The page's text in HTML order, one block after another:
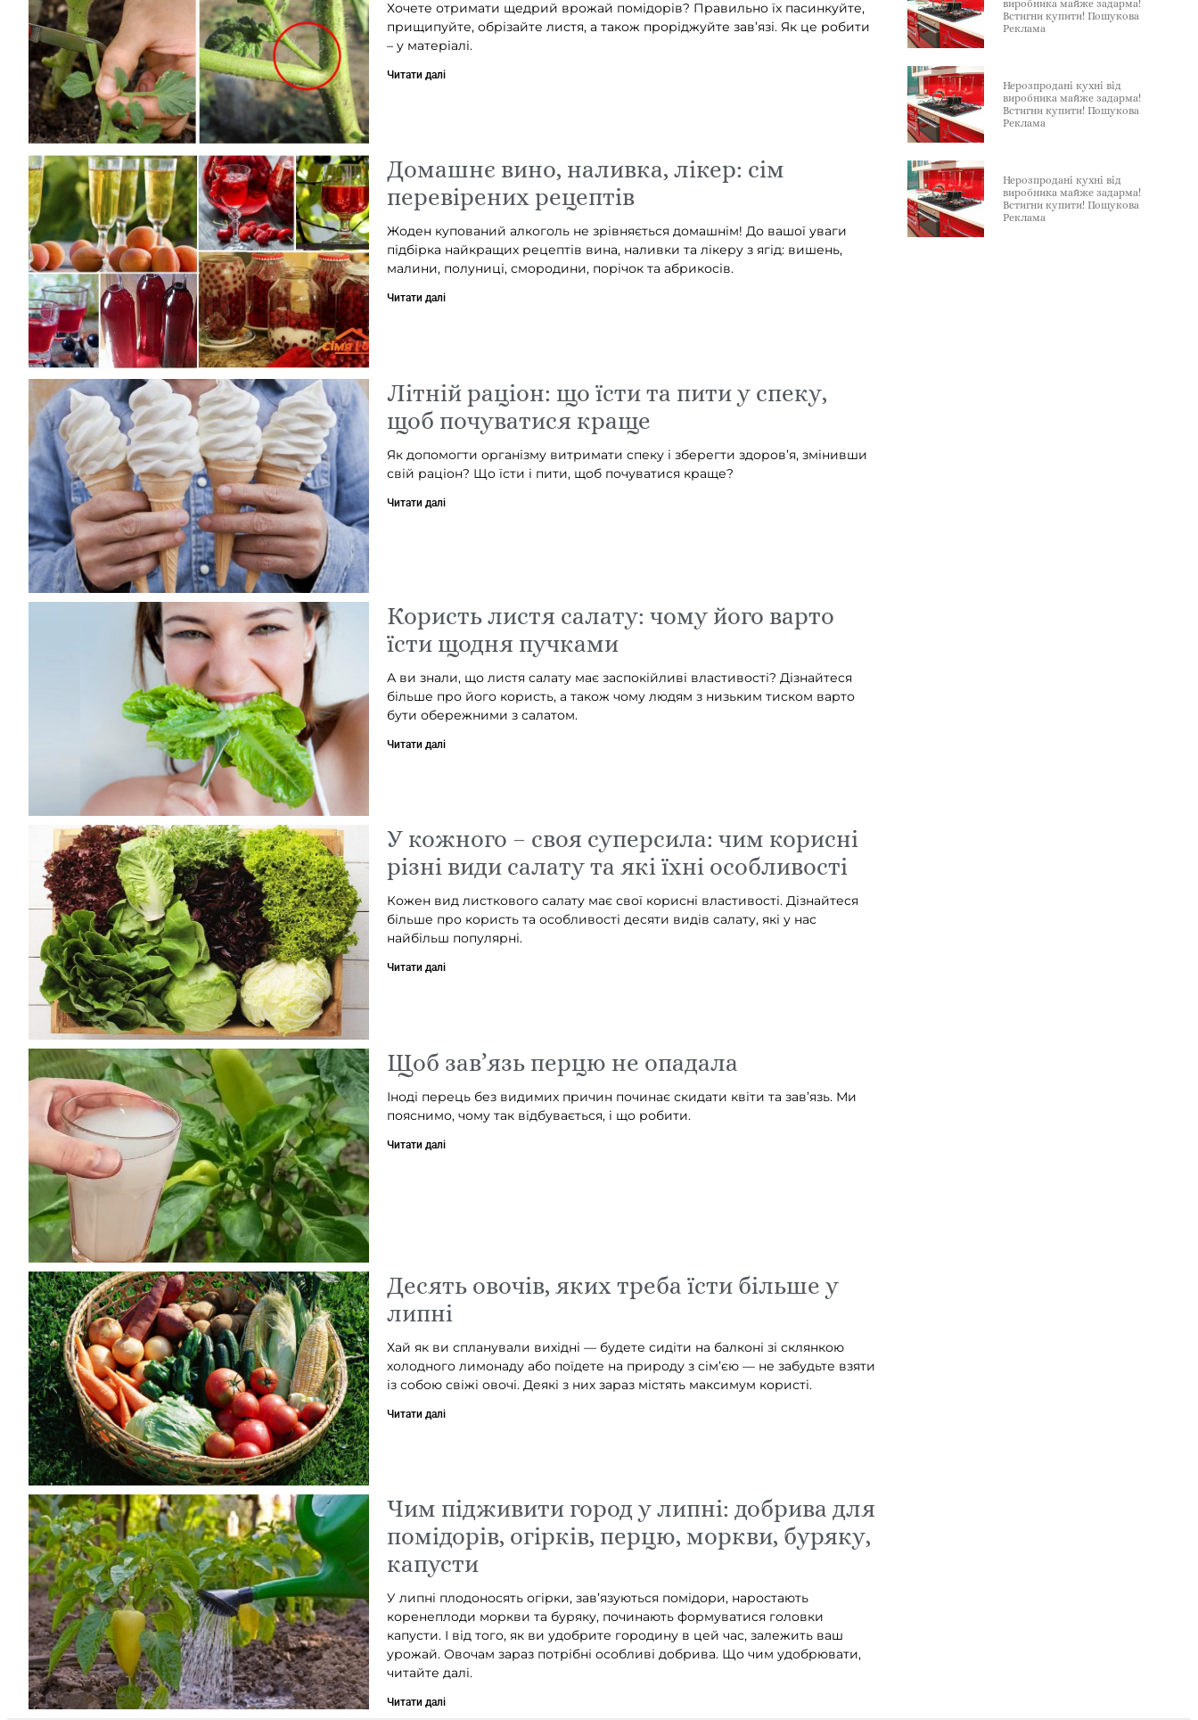
Хочете отримати щедрий врожай помідорів? Правильно їх пасинкуйте,
прищипуйте, обрізайте листя, а також проріджуйте зав’язі. Як це робити
– у матеріалі.
Читати далі
Домашнє вино, наливка, лікер: сім
перевірених рецептів
Жоден купований алкоголь не зрівняється домашнім! До вашої уваги
підбірка найкращих рецептів вина, наливки та лікеру з ягід: вишень,
малини, полуниці, смородини, порічок та абрикосів.
Читати далі
Літній раціон: що їсти та пити у спеку,
щоб почуватися краще
Як допомогти організму витримати спеку і зберегти здоров’я, змінивши
свій раціон? Що їсти і пити, щоб почуватися краще?
Читати далі
Користь листя салату: чому його варто
їсти щодня пучками
А ви знали, що листя салату має заспокійливі властивості? Дізнайтеся
більше про його користь, а також чому людям з низьким тиском варто
бути обережними з салатом.
Читати далі
У кожного – своя суперсила: чим корисні
різні види салату та які їхні особливості
Кожен вид листкового салату має свої корисні властивості. Дізнайтеся
більше про користь та особливості десяти видів салату, які у нас
найбільш популярні.
Читати далі
Щоб зав’язь перцю не опадала
Іноді перець без видимих причин починає скидати квіти та зав’язь. Ми
пояснимо, чому так відбувається, і що робити.
Читати далі
Десять овочів, яких треба їсти більше у
липні
Хай як ви спланували вихідні — будете сидіти на балконі зі склянкою
холодного лимонаду або поїдете на природу з сім’єю — не забудьте взяти
із собою свіжі овочі. Деякі з них зараз містять максимум користі.
Читати далі
Чим підживити город у липні: добрива для
помідорів, огірків, перцю, моркви, буряку,
капусти
У липні плодоносять огірки, зав’язуються помідори, наростають
коренеплоди моркви та буряку, починають формуватися головки
капусти. І від того, як ви удобрите городину в цей час, залежить ваш
урожай. Овочам зараз потрібні особливі добрива. Що чим удобрювати,
читайте далі.
Читати далі
виробника майже задарма!
Встигни купити! Пошукова
Реклама
Нерозпродані кухні від
виробника майже задарма!
Встигни купити! Пошукова
Реклама
Нерозпродані кухні від
виробника майже задарма!
Встигни купити! Пошукова
Реклама